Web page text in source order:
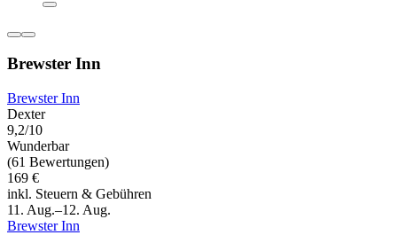
Brewster Inn
Brewster Inn
Dexter
9,2/10
Wunderbar
(61 Bewertungen)
169 €
inkl. Steuern & Gebühren
11. Aug.–12. Aug.
Brewster Inn